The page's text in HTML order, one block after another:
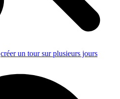
créer un tour sur plusieurs jours